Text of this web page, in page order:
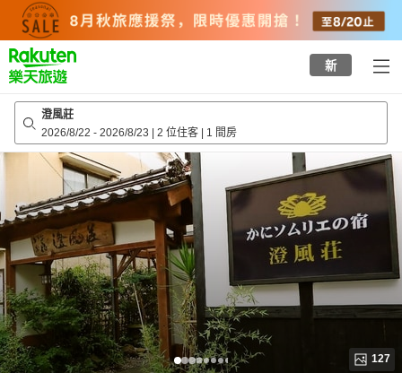
top
page
新
澄風莊
2026/8/22 - 2026/8/23 | 2 位住客 | 1 間房
127